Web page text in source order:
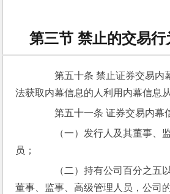
第三节 禁止的交易行
第五十条 禁止证券交易内
法获取内幕信息的人利用内幕信息
第五十一条 证券交易内幕
（一）发行人及其董事、监
员；
（二）持有公司百分之五以
董事、监事、高级管理人员，公司